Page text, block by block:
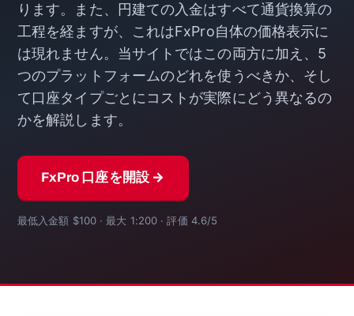
ります。また、円建ての入金はすべて通貨換算の
工程を経ますが、これはFxPro自体の価格表示に
は現れません。当サイトではこの両方に加え、5
つのプラットフォームのどれを使うべきか、そし
て口座タイプごとにコストが実際にどう異なるの
かを解説します。
FxPro 口座を開設 →
最低入金額 $100 · 最大 1:200 · 評価 4.6/5